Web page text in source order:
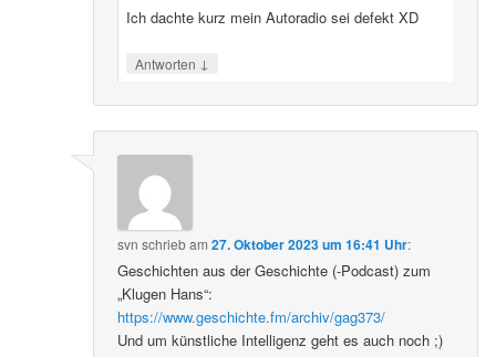
Ich dachte kurz mein Autoradio sei defekt XD
Antworten ↓
svn schriebam27. Oktober 2023 um 16:41 Uhr:
Geschichten aus der Geschichte (-Podcast) zum
„Klugen Hans“:
https://www.geschichte.fm/archiv/gag373/
Und um künstliche Intelligenz geht es auch noch ;)